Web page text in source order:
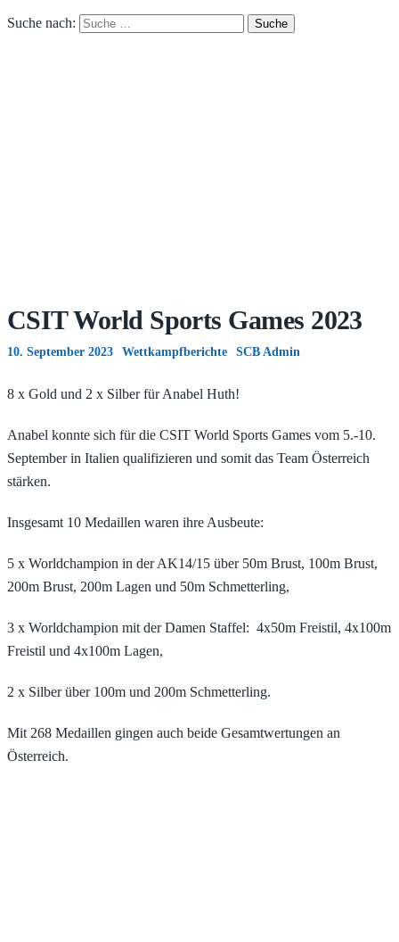
Suche nach:
CSIT World Sports Games 2023
10. September 2023 Wettkampfberichte SCB Admin
8 x Gold und 2 x Silber für Anabel Huth!
Anabel konnte sich für die CSIT World Sports Games vom 5.-10.
September in Italien qualifizieren und somit das Team Österreich
stärken.
Insgesamt 10 Medaillen waren ihre Ausbeute:
5 x Worldchampion in der AK14/15 über 50m Brust, 100m Brust,
200m Brust, 200m Lagen und 50m Schmetterling,
3 x Worldchampion mit der Damen Staffel: 4x50m Freistil, 4x100m
Freistil und 4x100m Lagen,
2 x Silber über 100m und 200m Schmetterling.
Mit 268 Medaillen gingen auch beide Gesamtwertungen an
Österreich.